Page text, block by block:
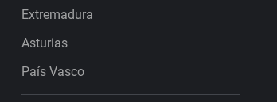
Extremadura
Asturias
País Vasco